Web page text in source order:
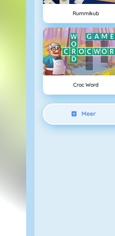
Rummikub
Croc Word
Meer